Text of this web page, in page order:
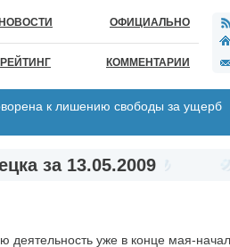
НОВОСТИ ОФИЦИАЛЬНО
РЕЙТИНГ КОММЕНТАРИИ
к лишению свободы за ущерб
за 13.05.2009
деятельность уже в конце мая-